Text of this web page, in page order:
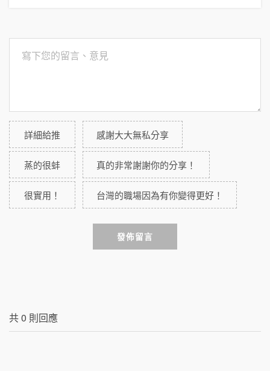
詳細給推 感謝大大無私分享
蒸的很蚌 真的非常謝謝你的分享！
很實用！ 台灣的職場因為有你變得更好！
發佈留言
共0 則回應